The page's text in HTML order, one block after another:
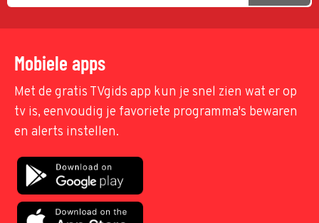
Mobiele apps
Met de gratis TVgids app kun je snel zien wat er op
tv is, eenvoudig je favoriete programma's bewaren
en alerts instellen.